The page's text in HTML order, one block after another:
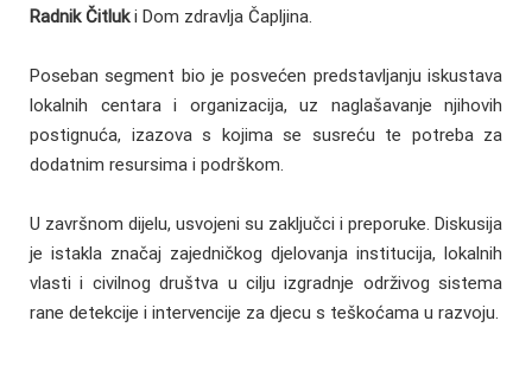
Radnik Čitluki Dom zdravlja Čapljina.
Poseban segment bio je posvećen predstavljanju iskustava
lokalnih centara i organizacija, uz naglašavanje njihovih
postignuća, izazova s kojima se susreću te potreba za
dodatnim resursima i podrškom.
U završnom dijelu, usvojeni su zaključci i preporuke. Diskusija
je istakla značaj zajedničkog djelovanja institucija, lokalnih
vlasti i civilnog društva u cilju izgradnje održivog sistema
rane detekcije i intervencije za djecu s teškoćama u razvoju.